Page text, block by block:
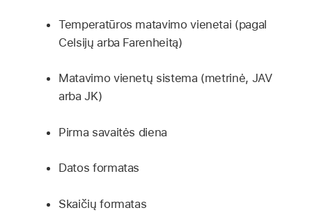
Temperatūros matavimo vienetai (pagal
Celsijų arba Farenheitą)
Matavimo vienetų sistema (metrinė, JAV
arba JK)
Pirma savaitės diena
Datos formatas
Skaičių formatas